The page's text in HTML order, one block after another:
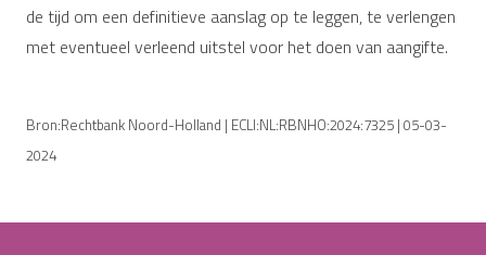
de tijd om een definitieve aanslag op te leggen, te verlengen
met eventueel verleend uitstel voor het doen van aangifte.
Bron:Rechtbank Noord-Holland | ECLI:NL:RBNHO:2024:7325 | 05-03-
2024